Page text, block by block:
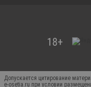
Допускается цитирование
e-osetia.ru при условии